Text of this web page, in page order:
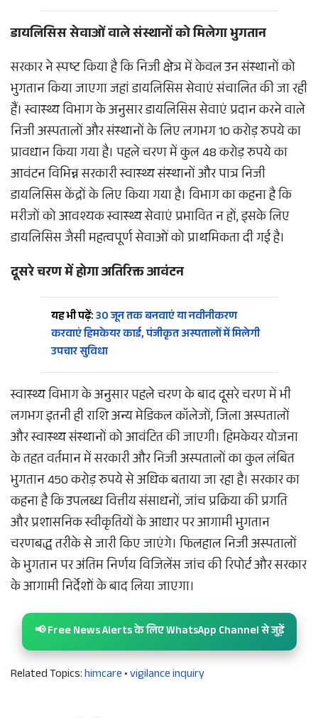
डायलिसिस सेवाओं वाले संस्थानों को मिलेगा भुगतान
सरकार ने स्पष्ट किया है कि निजी क्षेत्र में केवल उन संस्थानों को
भुगतान किया जाएगा जहां डायलिसिस सेवाएं संचालित की जा रही
हैं। स्वास्थ्य विभाग के अनुसार डायलिसिस सेवाएं प्रदान करने वाले
निजी अस्पतालों और संस्थानों के लिए लगभग 10 करोड़ रुपये का
प्रावधान किया गया है। पहले चरण में कुल 48 करोड़ रुपये का
आवंटन विभिन्न सरकारी स्वास्थ्य संस्थानों और पात्र निजी
डायलिसिस केंद्रों के लिए किया गया है। विभाग का कहना है कि
मरीजों को आवश्यक स्वास्थ्य सेवाएं प्रभावित न हों, इसके लिए
डायलिसिस जैसी महत्वपूर्ण सेवाओं को प्राथमिकता दी गई है।
दूसरे चरण में होगा अतिरिक्त आवंटन
यह भी पढ़ें:30 जून तक बनवाएं या नवीनीकरण
करवाएं हिमकेयर कार्ड, पंजीकृत अस्पतालों में मिलेगी
उपचार सुविधा
स्वास्थ्य विभाग के अनुसार पहले चरण के बाद दूसरे चरण में भी
लगभग इतनी ही राशि अन्य मेडिकल कॉलेजों, जिला अस्पतालों
और स्वास्थ्य संस्थानों को आवंटित की जाएगी। हिमकेयर योजना
के तहत वर्तमान में सरकारी और निजी अस्पतालों का कुल लंबित
भुगतान 450 करोड़ रुपये से अधिक बताया जा रहा है। सरकार का
कहना है कि उपलब्ध वित्तीय संसाधनों, जांच प्रक्रिया की प्रगति
और प्रशासनिक स्वीकृतियों के आधार पर आगामी भुगतान
चरणबद्ध तरीके से जारी किए जाएंगे। फिलहाल निजी अस्पतालों
के भुगतान पर अंतिम निर्णय विजिलेंस जांच की रिपोर्ट और सरकार
के आगामी निर्देशों के बाद लिया जाएगा।
📢 Free News Alerts के लिए WhatsApp Channel से जुड़ें
Related Topics:himcare•vigilance inquiry